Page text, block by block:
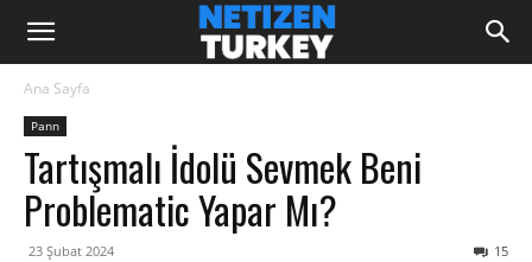
Ana Sayfa
Pann
Tartışmalı İdolü Sevmek Beni
Problematic Yapar Mı?
23 Şubat 2024 15